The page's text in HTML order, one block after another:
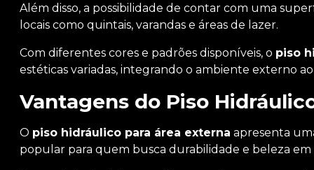
Além disso, a possibilidade de contar com uma
locais como quintais, varandas e áreas de lazer.
Com diferentes cores e padrões disponíveis, o piso
estéticas variadas, integrando o ambiente externo
Vantagens do Piso
O piso hidráulico para área externa apresenta
popular para quem busca durabilidade e beleza